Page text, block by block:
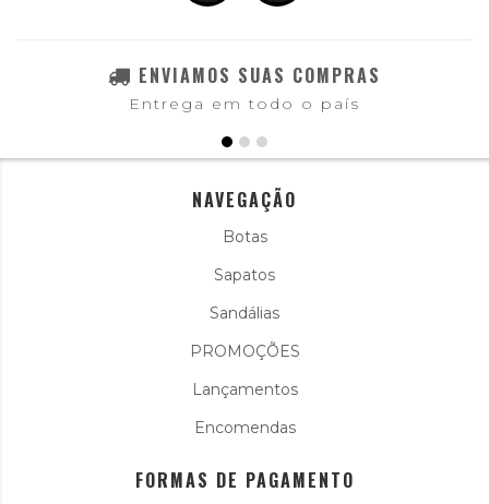
ENVIAMOS SUAS COMPRAS
Entrega em todo o país
NAVEGAÇÃO
Botas
Sapatos
Sandálias
PROMOÇÕES
Lançamentos
Encomendas
FORMAS DE PAGAMENTO